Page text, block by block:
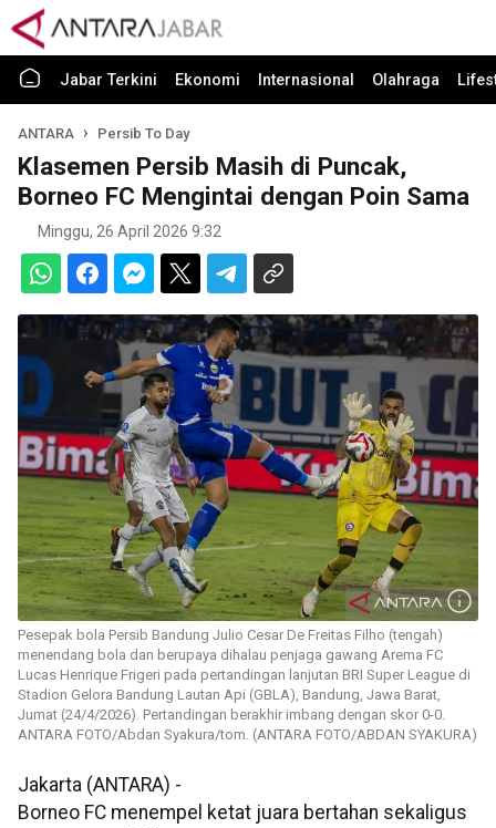
Jabar Terkini Ekonomi Internasional Olahraga
ANTARA Persib To Day
Klasemen Persib Masih di Puncak,
Borneo FC Mengintai dengan Poin Sama
Minggu, 26 April 2026 9:32
Pesepak bola Persib Bandung Julio Cesar De Freitas Filho (tengah)
menendang bola dan berupaya dihalau penjaga gawang Arema FC
Lucas Henrique Frigeri pada pertandingan lanjutan BRI Super League di
Stadion Gelora Bandung Lautan Api (GBLA), Bandung, Jawa Barat,
Jumat (24/4/2026). Pertandingan berakhir imbang dengan skor 0-0.
ANTARA FOTO/Abdan Syakura/tom. (ANTARA FOTO/ABDAN SYAKURA)
Jakarta (ANTARA) -
Borneo FC menempel ketat juara bertahan sekaligus